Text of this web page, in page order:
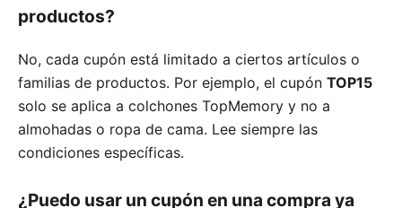
productos?
No, cada cupón está limitado a ciertos artículos o
familias de productos. Por ejemplo, el cupón TOP15
solo se aplica a colchones TopMemory y no a
almohadas o ropa de cama. Lee siempre las
condiciones específicas.
¿Puedo usar un cupón en una compra ya